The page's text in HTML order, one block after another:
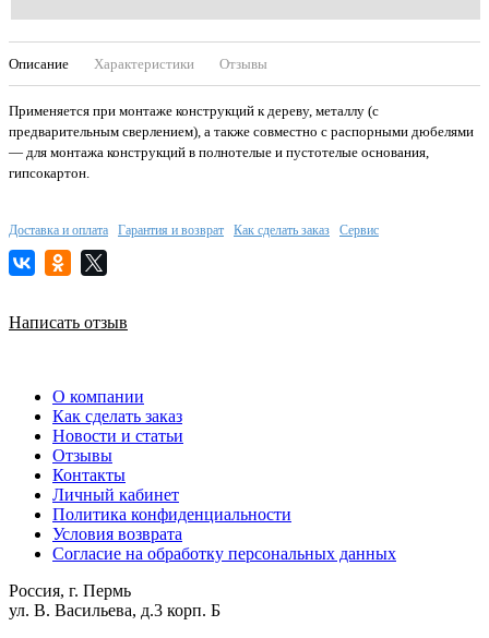
Описание Характеристики Отзывы
Применяется при монтаже конструкций к дереву, металлу (с
предварительным сверлением), а также совместно с распорными дюбелями
— для монтажа конструкций в полнотелые и пустотелые основания,
гипсокартон.
Доставка и оплата Гарантия и возврат Как сделать заказ Сервис
Написать отзыв
О компании
Как сделать заказ
Новости и статьи
Отзывы
Контакты
Личный кабинет
Политика конфиденциальности
Условия возврата
Согласие на обработку персональных данных
Россия, г. Пермь
ул. В. Васильева, д.3 корп. Б